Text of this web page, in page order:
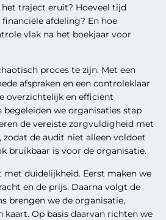
traject eruit? Hoeveel tijd
afdeling? En hoe
vlak na het boekjaar voor
proces te zijn. Met een
afspraken en een controleklaar
overzichtelijk en efficiënt
we organisaties stap
de vereiste zorgvuldigheid met
zodat de audit niet alleen voldoet
bruikbaar is voor de organisatie.
met duidelijkheid. Eerst maken we
en de prijs. Daarna volgt de
brengen we de organisatie,
kaart. Op basis daarvan richten we